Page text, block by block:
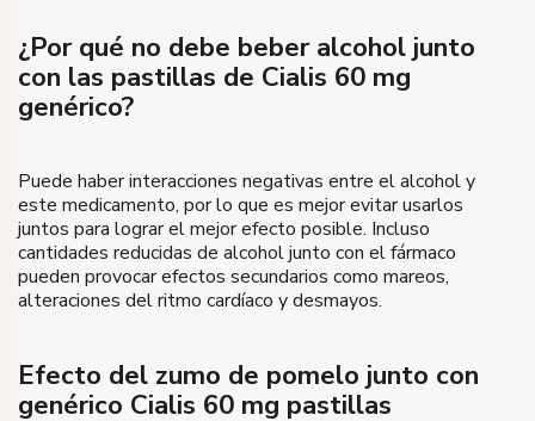
¿Por qué no debe beber alcohol junto
con las pastillas de Cialis 60 mg
genérico?
Puede haber interacciones negativas entre el alcohol y
este medicamento, por lo que es mejor evitar usarlos
juntos para lograr el mejor efecto posible. Incluso
cantidades reducidas de alcohol junto con el fármaco
pueden provocar efectos secundarios como mareos,
alteraciones del ritmo cardíaco y desmayos.
Efecto del zumo de pomelo junto con
genérico Cialis 60 mg pastillas